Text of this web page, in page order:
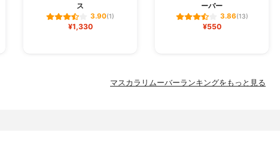
ス
3.90(1)
¥1,330
ーバー
3.86(13)
¥550
マスカラリムーバーランキングをもっと見る